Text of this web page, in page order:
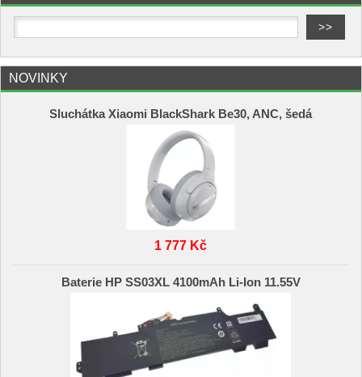
NOVINKY
Sluchátka Xiaomi BlackShark Be30, ANC, šedá
1 777 Kč
Baterie HP SS03XL 4100mAh Li-Ion 11.55V